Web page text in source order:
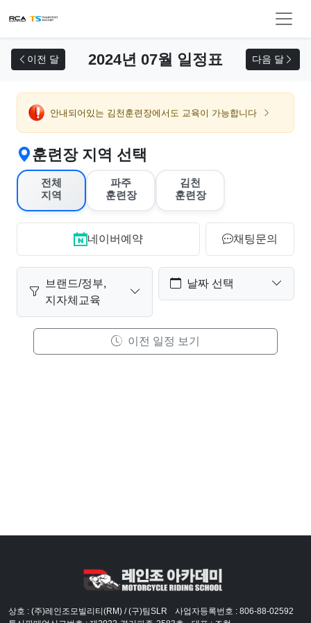
이전 달 2024년 07월 일정표 다음 달
안내되어있는 김천훈련장에서도 교육이 가능합니다
훈련장 지역 선택
전체
지역
파주
훈련장
김천
훈련장
네이버예약 채팅문의
브랜드/정부,
지자체교육
날짜 선택
이전 일정 보기
상호 : (주)레인조모빌리티(RM) / (구)팀SLR
사업자등록번호 : 806-88-02592